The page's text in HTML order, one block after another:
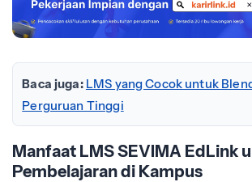
Baca juga: LMS yang Cocok untuk
Perguruan Tinggi
Manfaat LMS SEVIMA EdLink
Pembelajaran di Kampus